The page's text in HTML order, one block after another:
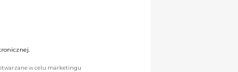
w celu marketingu